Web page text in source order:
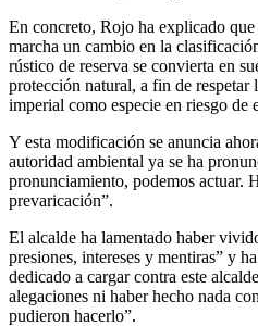
En concreto, Rojo ha explicado
marcha un cambio en la
rústico de reserva se convierta en
protección natural, a fin de respetar
imperial como especie en riesgo de
Y esta modificación se anuncia
autoridad ambiental ya se ha
pronunciamiento, podemos actuar.
prevaricación”.
El alcalde ha lamentado haber
presiones, intereses y mentiras” y
dedicado a cargar contra este
alegaciones ni haber hecho nada
pudieron hacerlo”.